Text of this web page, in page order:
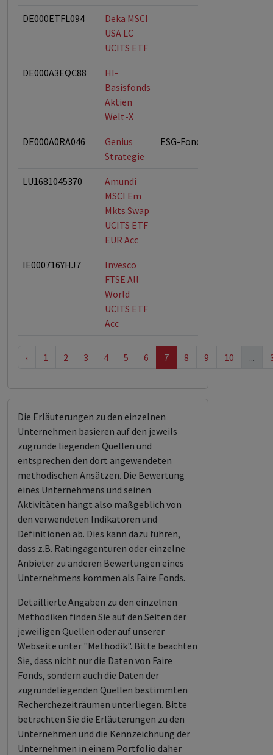
DE000ETFL094
Deka MSCI
USA LC
UCITS ETF
DE000A3EQC88
HI-
Basisfonds
Aktien
Welt-X
DE000A0RA046
Genius
Strategie
ESG-Fonds
LU1681045370
Amundi
MSCI Em
Mkts Swap
UCITS ETF
EUR Acc
IE000716YHJ7
Invesco
FTSE All
World
UCITS ETF
Acc
‹ 1 2 3 4 5 6 7 8 9 10 ...
Die Erläuterungen zu den einzelnen
Unternehmen basieren auf den jeweils
zugrunde liegenden Quellen und
entsprechen den dort angewendeten
methodischen Ansätzen. Die Bewertung
eines Unternehmens und seinen
Aktivitäten hängt also maßgeblich von
den verwendeten Indikatoren und
Definitionen ab. Dies kann dazu führen,
dass z.B. Ratingagenturen oder einzelne
Anbieter zu anderen Bewertungen eines
Unternehmens kommen als Faire Fonds.
Detaillierte Angaben zu den einzelnen
Methodiken finden Sie auf den Seiten der
jeweiligen Quellen oder auf unserer
Webseite unter "Methodik". Bitte beachten
Sie, dass nicht nur die Daten von Faire
Fonds, sondern auch die Daten der
zugrundeliegenden Quellen bestimmten
Recherchezeiträumen unterliegen. Bitte
betrachten Sie die Erläuterungen zu den
Unternehmen und die Kennzeichnung der
Unternehmen in einem Portfolio daher